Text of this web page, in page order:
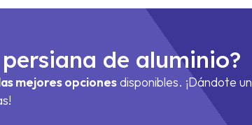
de aluminio?
mejores opcionesdisponibles. ¡Dándote un